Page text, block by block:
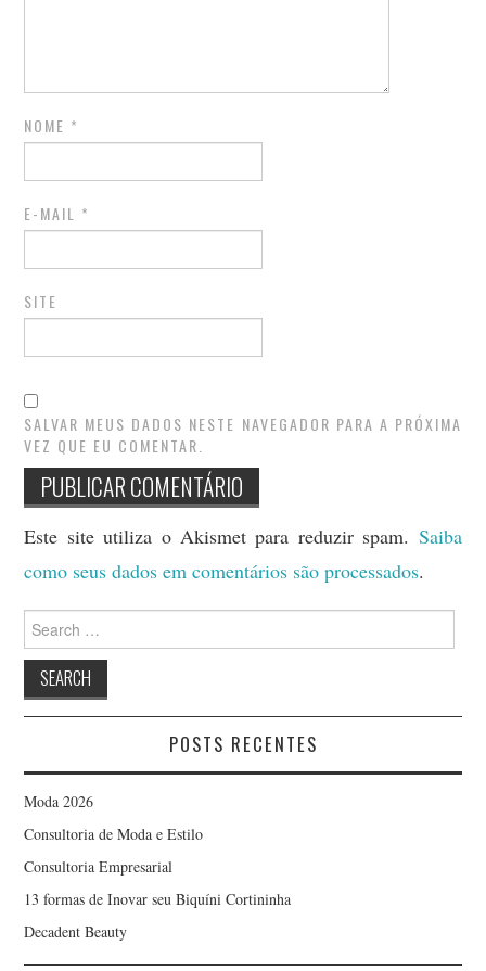
NOME *
E-MAIL *
SITE
SALVAR MEUS DADOS NESTE NAVEGADOR PARA A PRÓXIMA
VEZ QUE EU COMENTAR.
Este site utiliza o Akismet para reduzir spam. Saiba
como seus dados em comentários são processados.
Search
for:
POSTS RECENTES
Moda 2026
Consultoria de Moda e Estilo
Consultoria Empresarial
13 formas de Inovar seu Biquíni Cortininha
Decadent Beauty